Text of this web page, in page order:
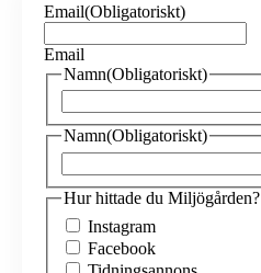
Email(Obligatoriskt)
Email
Namn(Obligatoriskt)
Namn(Obligatoriskt)
Hur hittade du Miljögården?
Instagram
Facebook